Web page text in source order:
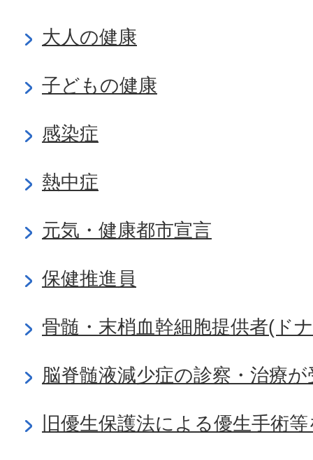
大人の健康
子どもの健康
感染症
熱中症
元気・健康都市宣言
保健推進員
骨髄・末梢血幹細胞提供者(ド
脳脊髄液減少症の診察・治療
旧優生保護法による優生手術